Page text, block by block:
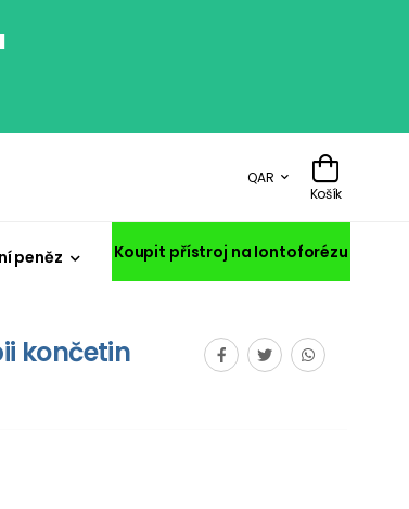
QAR
Košík
peněz Koupit přístroj na Iontoforézu
končetin